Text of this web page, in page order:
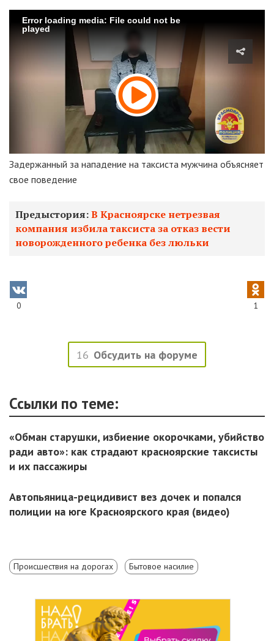
Error loading media: File could not be
played
Задержанный за нападение на таксиста мужчина объясняет
свое поведение
Предыстория:В Красноярске нетрезвая
компания избила таксиста за отказ вести
новорожденного ребенка без люльки
0 1
16 Обсудить на форуме
Ссылки по теме:
«Обман старушки, избиение окорочками, убийство
ради авто»: как страдают красноярские таксисты
и их пассажиры
Автопьяница-рецидивист вез дочек и попался
полиции на юге Красноярского края (видео)
Происшествия на дорогах Бытовое насилие